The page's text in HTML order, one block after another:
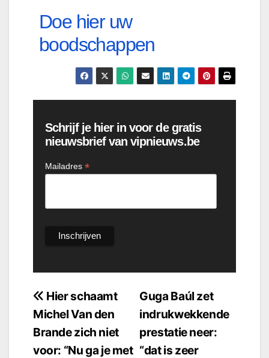
Doe hier uw
boodschappen
Schrijf je hier in voor de gratis
nieuwsbrief van vipnieuws.be
Mailadres *
Bericht
navigatie
Guga Baúl zet
indrukwekkende
prestatie neer:
“dat is zeer
Hier schaamt
Michel Van den
Brande zich niet
voor: “Nu ga je met